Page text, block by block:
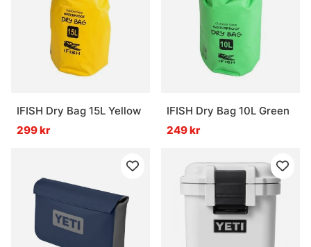
IFISH Dry Bag 15L Yellow
299 kr
IFISH Dry Bag 10L Green
249 kr